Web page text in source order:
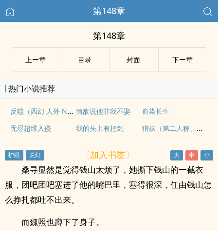
第148章
第148章
上ー章 目录 封面 下ー章
热门小说推荐
反噬（西幻 人外 NPH） 情敌说他非我不娶
血染长生
无尽超维入侵
我的头上有把剑 猎妖（第二人称、NP爽文）
〔加入书签〕
桑寻显然是觉得钱山太烦了，她撕下钱山的一截衣
服，团吧团吧塞进了他的嘴巴里，塞得很深，任由钱山怎
么挣扎都吐不出来。
而魏照也蹲下了身子。